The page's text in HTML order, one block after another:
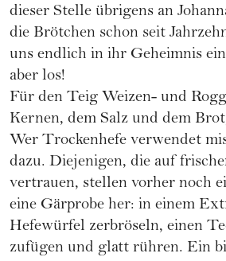
dieser Stelle übrigens an
die Brötchen schon seit
uns endlich in ihr Geheimnis
aber los!
Für den Teig Weizen- und
Kernen, dem Salz und dem
Wer Trockenhefe verwendet
dazu. Diejenigen, die auf
vertrauen, stellen vorher noch
eine Gärprobe her: in einem
Hefewürfel zerbröseln, einen
zufügen und glatt rühren. Ein